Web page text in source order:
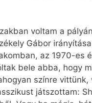
voltam a
Gábor
az 1970-es
bele abba, hogy
színre
játszottam: